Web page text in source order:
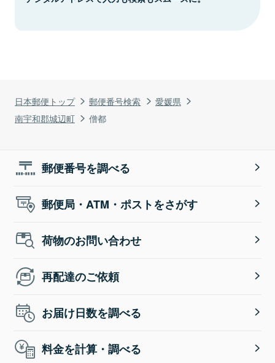
日本郵便トップ 郵便番号検索
愛媛県
南宇和郡城辺町
僧都
郵便番号を調べる
郵便局・ATM・ポストをさがす
荷物のお問い合わせ
再配達のご依頼
お届け日数を調べる
料金を計算・調べる